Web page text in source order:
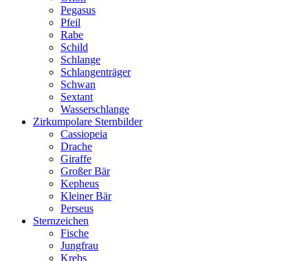
Pegasus
Pfeil
Rabe
Schild
Schlange
Schlangenträger
Schwan
Sextant
Wasserschlange
Zirkumpolare Sternbilder
Cassiopeia
Drache
Giraffe
Großer Bär
Kepheus
Kleiner Bär
Perseus
Sternzeichen
Fische
Jungfrau
Krebs